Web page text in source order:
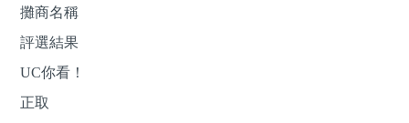
攤商名稱
評選結果
UC你看！
正取